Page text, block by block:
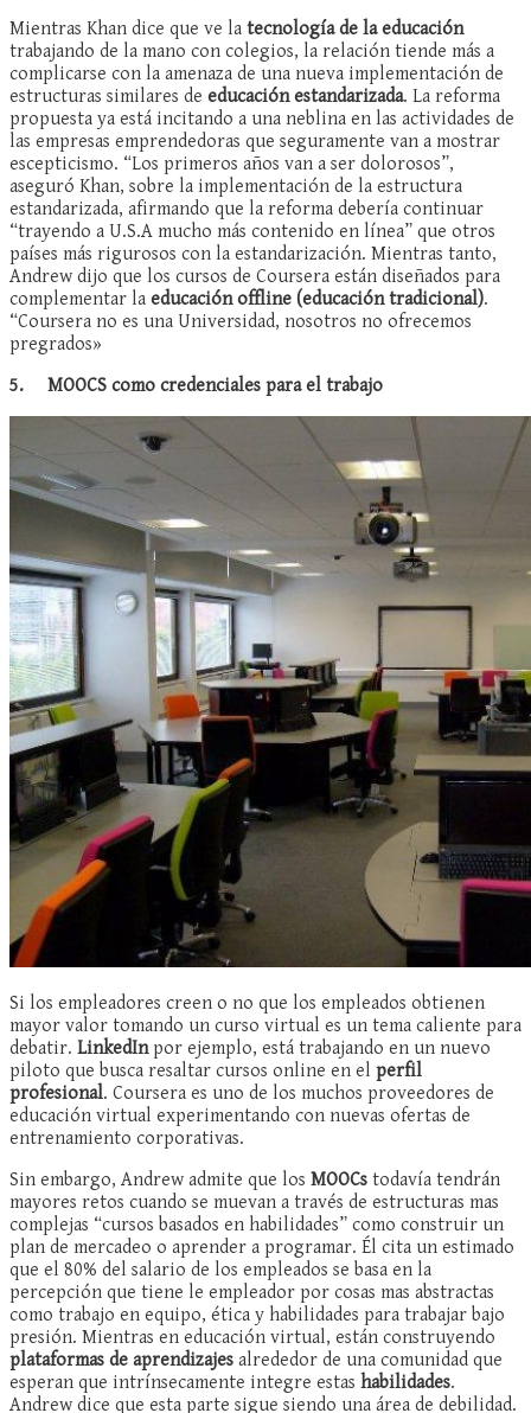
Mientras Khan dice que ve la tecnología de la educación
trabajando de la mano con colegios, la relación tiende más a
complicarse con la amenaza de una nueva implementación de
estructuras similares de educación estandarizada. La reforma
propuesta ya está incitando a una neblina en las actividades de
las empresas emprendedoras que seguramente van a mostrar
escepticismo. “Los primeros años van a ser dolorosos”,
aseguró Khan, sobre la implementación de la estructura
estandarizada, afirmando que la reforma debería continuar
“trayendo a U.S.A mucho más contenido en línea” que otros
países más rigurosos con la estandarización. Mientras tanto,
Andrew dijo que los cursos de Coursera están diseñados para
complementar la educación offline (educación tradicional).
“Coursera no es una Universidad, nosotros no ofrecemos
pregrados»
5. MOOCS como credenciales para el trabajo
Si los empleadores creen o no que los empleados obtienen
mayor valor tomando un curso virtual es un tema caliente para
debatir. LinkedInpor ejemplo, está trabajando en un nuevo
piloto que busca resaltar cursos online en el perfil
profesional. Coursera es uno de los muchos proveedores de
educación virtual experimentando con nuevas ofertas de
entrenamiento corporativas.
Sin embargo, Andrew admite que los MOOCs todavía tendrán
mayores retos cuando se muevan a través de estructuras mas
complejas “cursos basados en habilidades” como construir un
plan de mercadeo o aprender a programar. Él cita un estimado
que el 80% del salario de los empleados se basa en la
percepción que tiene le empleador por cosas mas abstractas
como trabajo en equipo, ética y habilidades para trabajar bajo
presión. Mientras en educación virtual, están construyendo
plataformas de aprendizajes alrededor de una comunidad que
esperan que intrínsecamente integre estas habilidades.
Andrew dice que esta parte sigue siendo una área de debilidad.